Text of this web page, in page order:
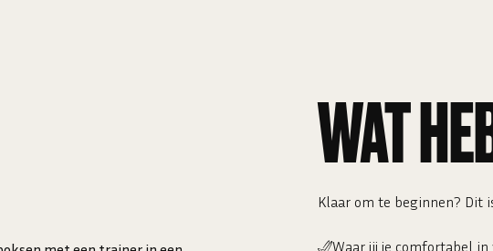
WAT
Klaar om te beginnen? Dit
Waar jij je comfortabel